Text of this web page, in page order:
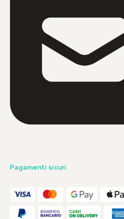
Pagamenti sicuri